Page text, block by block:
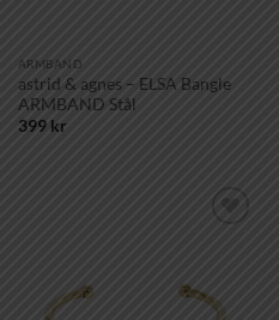
ARMBAND
astrid & agnes – ELSA Bangle
ARMBAND Stål
399 kr